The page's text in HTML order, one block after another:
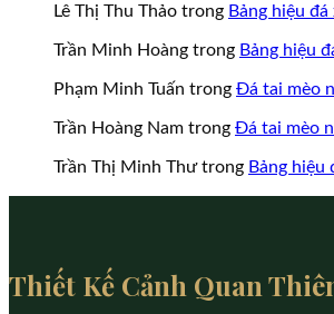
Lê Thị Thu Thảo trong Bảng hiệu
Trần Minh Hoàng trong Bảng hiệu
Phạm Minh Tuấn trong Đá tai mèo
Trần Hoàng Nam trong Đá tai mèo
Trần Thị Minh Thưtrong Bảng hiệu
Thiết Kế Cảnh Quan